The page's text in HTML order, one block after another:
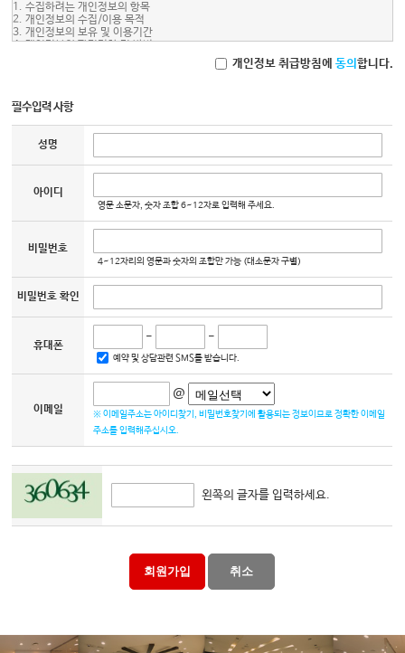
제 5 조 (서비스 이용 계약 체결)
본원의 서비스 이용계약은 회원이 되고자 하는 이용자가 약관의 내용에 대하여 동의를
한 후 회원 가입에 따른 신청을 하고 본원은 이러한 신청에 대하여 승낙함으로써 체결
됩니다. 이용자가 회원 가입을 하고자 하는 경우, 개인정보를 요청할 수 있으며 본원은
전문기관을 통한 실명확인 및 본인인증을 요청할 수도 있습니다.
① 타인의 명의를 도용하여 신청하였을 경우
③ 본원이 요구한 정보를 기재하지 않거나 허위로 기재한 경우
④ 기타 이용자의 사정으로 가입이 불가능하거나 규정한 제반 사항을 위반하여 신청한
⑤ 미풍양속을 해칠 목적으로 가입하는 경우
제 6 조 (개인정보보호 의무)
본원은 "정보통신망법" 등 관계 법령이 정하는 바에 따라 "회원"의 개인정보를 보호하
기 위해 노력합니다. 개인정보의 보호 및 사용에 대해서는 관련법 및 본원의 개인정보
취급방침이 적용됩니다.
제 7 조 (이용자의 개인정보 관리에 대한 의무)
며 이를 제 3자가 이용하도록 해서는 안됩니다.
2. 본원은 회원의 아이디가 개인정보 유출의 우려가 되거나, 반사회적 또는 미풍양속을
해칠 경우, 본원의 운영자 및 관리자로 오인될 우려가 있는 경우 해당 아이디의 이용을
제한 할 수 있습니다.
3. 회원은 아이디 및 비밀번호 외 개인정보가 도용 당하거나 제 3자가 사용하고 있음을
인자한 한 경우 즉시 본원에 통지하고 본원의 안내에 따라야 합니다.
4. 3항의 경우, 본원에 사실을 통보하지 않거나 통지 후 본원의 지시 및 안내에 따르지
않아 발생한 불이익에 대해서는 책임지지 않습니다.
1. 본원은 바르고 정확한 정보 및 서비스를 제공하기 위해 노력합니다.
2. 본원은 서비스를 회원이 안정적이고 지속적으로 사용할 수 있도록 제공할 의무가 있
3. 본원은 회원의 개인정보가 안전하게 보호 될 수 있도록 노력합니다.
우 처리해야 하며 그 일정이 길어질 경우 사유와 처리 일정에 대해서 안내해야 합니다.
제 9 조 (회원의 의무)
③ 본원 홈페이지에 게시된 정보의 변경
④ 본원이 정한 정보 이외의 정보(컴퓨터 프로그램 등) 등의 송신 또는 게시
⑤ 본원과 기타 제3자의 저작권 등 지적재산권에 대한 침해
⑧ 개인의 영리를 목적으로 본원의 서비스를 사용하는 행위
1. 수집하려는 개인정보의 항목
2. 개인정보의 수집/이용 목적
3. 개인정보의 보유 및 이용기간
4. 개인정보의 파기절차 및 방법
6. 이용자 및 법정대리인의 권리와 그 행사방법
9. 개인정보침해관련 상담 및 신고
1. 수집하려는 개인정보의 항목
본원는 회원가입, 상담, 서비스 신청 등등을 위해 아래와 같은 개인정보를 수집하고 있
습니다.
ο 수집항목 : 이름 , 아이디, 비밀번호, 성별, 생년월일, 연락처, 이메일, 가입경로
본원는 수집한 개인정보를 다음의 목적을 위해 활용합니다.
ο 서비스 제공에 관한 계약 이행 콘텐츠 제공
회원제 서비스 이용에 따른 본인확인 , 개인 식별 , 불량회원의 부정 이용 방지와 비인
가 사용 방지 , 가입 의사 확인 , 불만처리 등 민원처리 , 고지사항 전달
ο 마케팅 및 광고에 활용
이벤트 등 광고성 정보 전달
3. 개인정보의 보유 및 이용기간
원칙적으로, 개인정보 수집 및 이용목적이 달성된 후에는 해당 정보를 지체 없이 파기
합니다. 단, 관계법령의 규정에 의하여 보존할 필요가 있는 경우 본원는 아래와 같이 관
계법령에서 정한 일정한 기간 동안 회원정보를 보관합니다.
보존 근거 : 이용자의 홈페이지 이용 편의를 위해 제공
보존 기간 : 이용자 회원탈퇴 이전까지 보존
계약 또는 청약철회 등에 관한 기록 : 5년 (전자상거래등에서의 소비자보호에 관한 법
률)
대금결제 및 재화 등의 공급에 관한 기록 : 5년 (전자상거래등에서의 소비자보호에 관
한 법률)
소비자의 불만 또는 분쟁처리에 관한 기록 : 3년 (전자상거래등에서의 소비자보호에
관한 법률)
4. 개인정보의 파기절차 및 방법
파기합니다. 파기절차 및 방법은 다음과 같습니다.
회원님이 회원가입 등을 위해 입력하신 정보는 목적이 달성된 후 별도의 DB로 옮겨져
(종이의 경우 별도의 서류함) 내부 방침 및 기타 관련 법령에 의한 정보보호 사유에 따
ο 파기방법
개인정보 취급방침에 동의 합니다.
필수입력 사항
성명
아이디
영문 소문자, 숫자 조합 6~12자로 입력해 주세요.
비밀번호
4~12자리의 영문과 숫자의 조합만 가능 (대소문자 구별)
비밀번호 확인
휴대폰
- -
예약 및 상담관련 SMS를 받습니다.
이메일
@
※ 이메일주소는 아이디찾기, 비밀번호찾기에 활용되는 정보이므로 정확한 이메일
주소를 입력해주십시오.
왼쪽의 글자를 입력하세요.
회원가입 취소